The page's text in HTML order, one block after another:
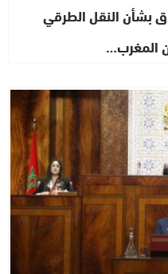
بشأن النقل الطرقي
المغرب…